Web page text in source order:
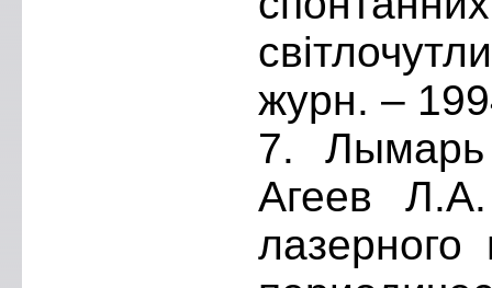
журн. –
7.
Агеев